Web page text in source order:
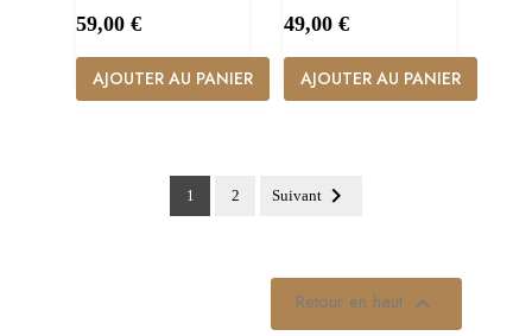
Prix
59,00 €
AJOUTER AU PANIER
Prix
49,00 €
AJOUTER AU PANIER
1 2 Suivant 
Retour en haut 